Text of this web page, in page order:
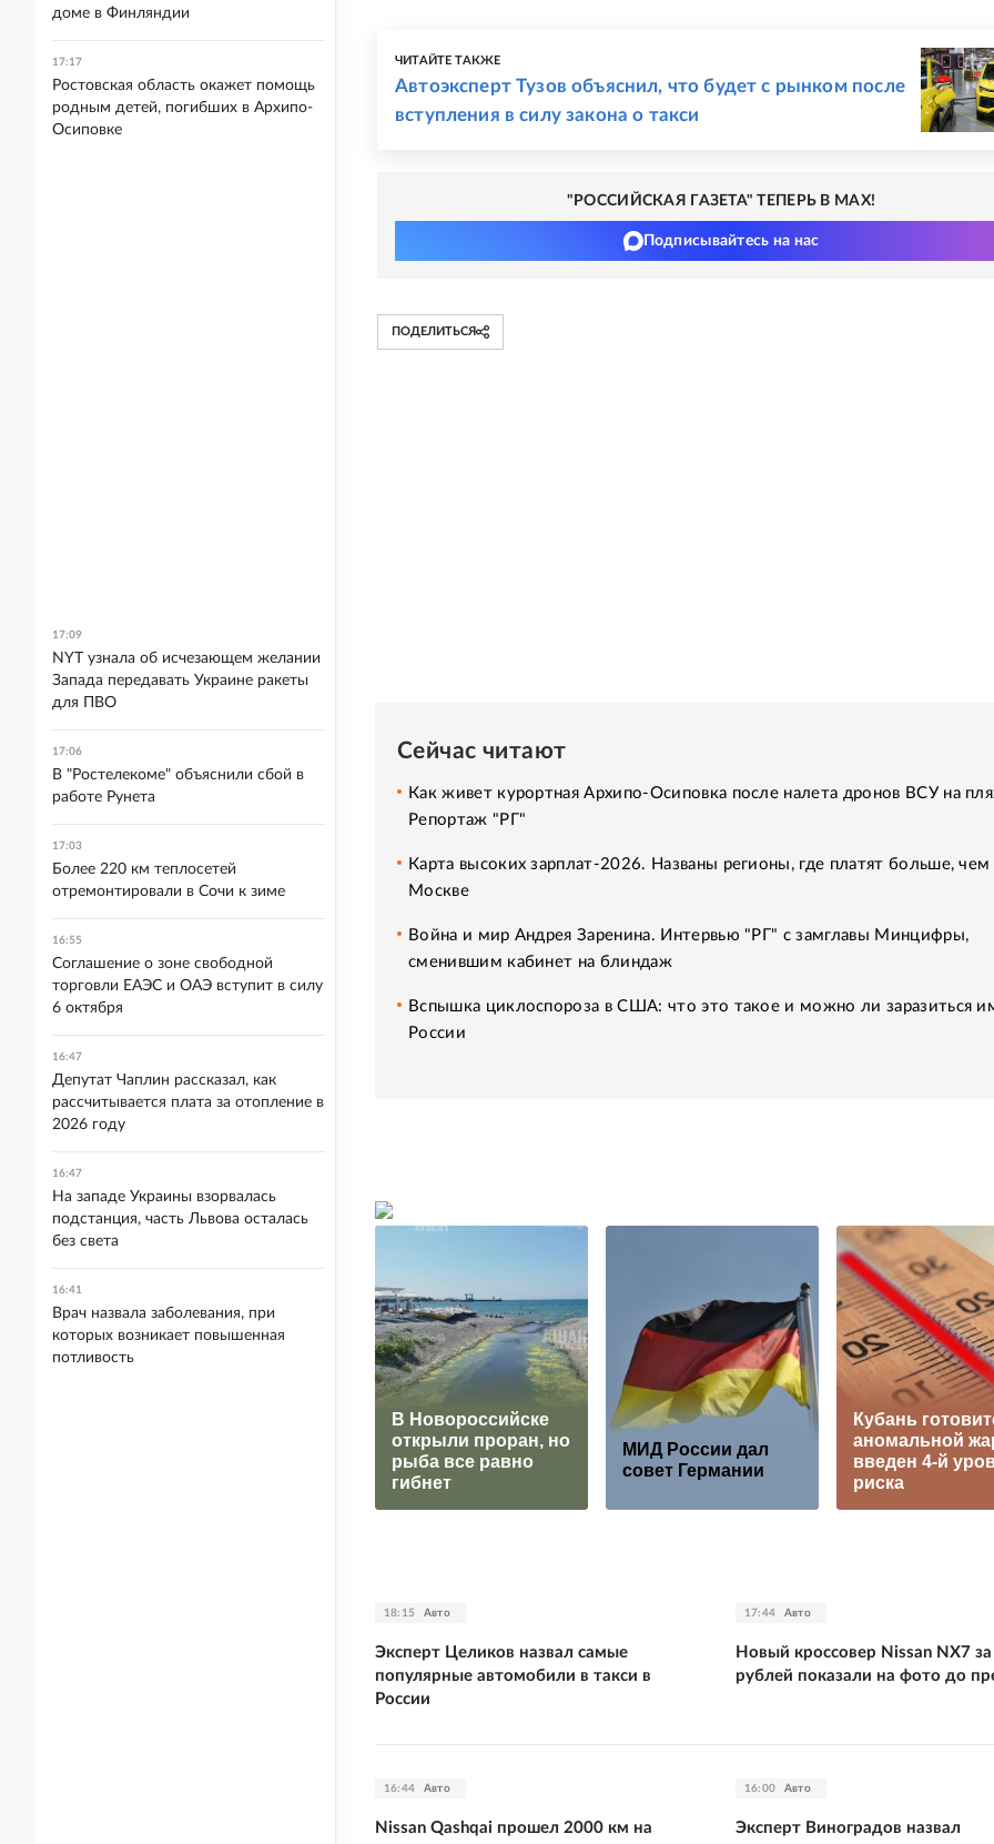
ЧИТАЙТЕ ТАКЖЕ
Автоэксперт Тузов объяснил, что будет с рынком после
вступления в силу закона о такси
"РОССИЙСКАЯ ГАЗЕТА" ТЕПЕРЬ В MAX!
Подписывайтесь на нас
ПОДЕЛИТЬСЯ
Сейчас читают
Как живет курортная Архипо-Осиповка после налета дронов ВСУ на
Репортаж "РГ"
Карта высоких зарплат-2026. Названы регионы, где платят больше, чем
Москве
Война и мир Андрея Заренина. Интервью "РГ" с замглавы Минцифры,
сменившим кабинет на блиндаж
Вспышка циклоспороза в США: что это такое и можно ли заразиться
России
В Новороссийске
открыли проран, но
рыба все равно
гибнет
МИД России дал
совет Германии
Кубань
аномальной
введен 4-й
риска
18:15 Авто
Эксперт Целиков назвал самые
популярные автомобили в такси в
России
17:44 Авто
Новый кроссовер Nissan NX7
рублей показали на фото до
16:44 Авто
Nissan Qashqai прошел 2000 км на
16:00 Авто
Эксперт Виноградов назвал
доме в Финляндии
17:17
Ростовская область окажет помощь
родным детей, погибших в Архипо-
Осиповке
17:09
NYT узнала об исчезающем желании
Запада передавать Украине ракеты
для ПВО
17:06
В "Ростелекоме" объяснили сбой в
работе Рунета
17:03
Более 220 км теплосетей
отремонтировали в Сочи к зиме
16:55
Соглашение о зоне свободной
торговли ЕАЭС и ОАЭ вступит в силу
6 октября
16:47
Депутат Чаплин рассказал, как
рассчитывается плата за отопление в
2026 году
16:47
На западе Украины взорвалась
подстанция, часть Львова осталась
без света
16:41
Врач назвала заболевания, при
которых возникает повышенная
потливость